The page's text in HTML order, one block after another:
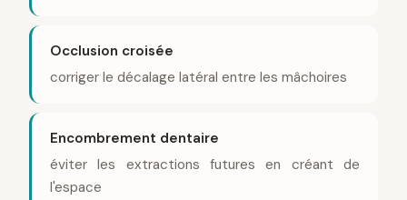
Occlusion croisée
corriger le décalage latéral entre les mâchoires
Encombrement dentaire
éviter les extractions futures en créant de
l'espace